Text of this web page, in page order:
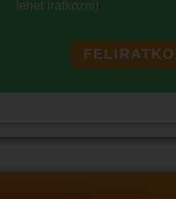
lehet iratkozni)